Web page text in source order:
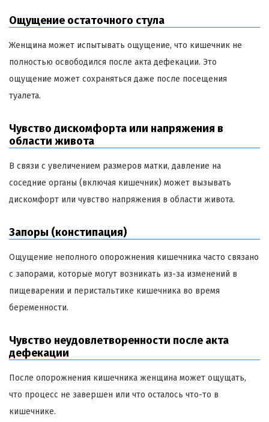
Ощущение остаточного стула
Женщина может испытывать ощущение, что кишечник не
полностью освободился после акта дефекации. Это
ощущение может сохраняться даже после посещения
туалета.
Чувство дискомфорта или напряжения в
области живота
В связи с увеличением размеров матки, давление на
соседние органы (включая кишечник) может вызывать
дискомфорт или чувство напряжения в области живота.
Запоры (констипация)
Ощущение неполного опорожнения кишечника часто связано
с запорами, которые могут возникать из-за изменений в
пищеварении и перистальтике кишечника во время
беременности.
Чувство неудовлетворенности после акта
дефекации
После опорожнения кишечника женщина может ощущать,
что процесс не завершен или что осталось что-то в
кишечнике.